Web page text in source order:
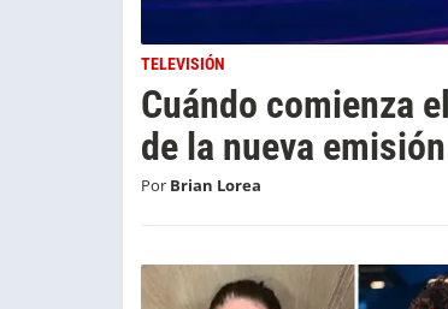
TELEVISIÓN
Cuándo comienza
de la nueva
Por Brian Lorea